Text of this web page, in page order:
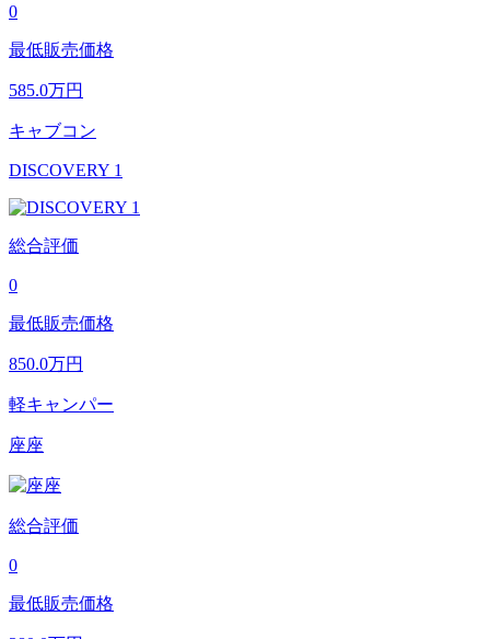
0
最低販売価格
585.0万円
キャブコン
DISCOVERY 1
総合評価
0
最低販売価格
850.0万円
軽キャンパー
座座
総合評価
0
最低販売価格